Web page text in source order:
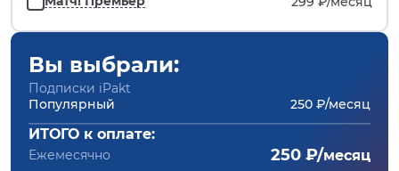
Вы выбрали:
Подписки iPakt
Популярный
250 ₽/месяц
ИТОГО к оплате:
Ежемесячно 250 ₽/месяц